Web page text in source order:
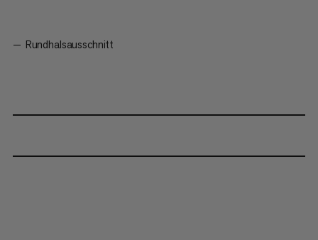
Rundhalsausschnitt